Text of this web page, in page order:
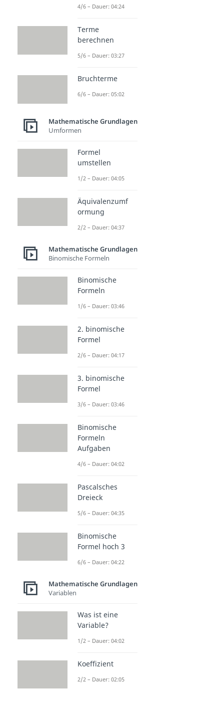
4/6 – Dauer: 04:24
Terme
berechnen
5/6 – Dauer: 03:27
Bruchterme
6/6 – Dauer: 05:02
Mathematische Grundlagen
Umformen
Formel
umstellen
1/2 – Dauer: 04:05
Äquivalenzumf
ormung
2/2 – Dauer: 04:37
Mathematische Grundlagen
Binomische Formeln
Binomische
Formeln
1/6 – Dauer: 03:46
2. binomische
Formel
2/6 – Dauer: 04:17
3. binomische
Formel
3/6 – Dauer: 03:46
Binomische
Formeln
Aufgaben
4/6 – Dauer: 04:02
Pascalsches
Dreieck
5/6 – Dauer: 04:35
Binomische
Formel hoch 3
6/6 – Dauer: 04:22
Mathematische Grundlagen
Variablen
Was ist eine
Variable?
1/2 – Dauer: 04:02
Koeffizient
2/2 – Dauer: 02:05